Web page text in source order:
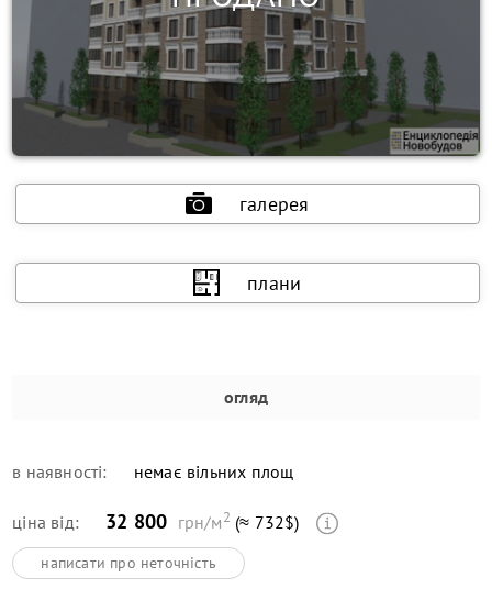
галерея
плани
огляд
в наявності: немає вільних площ
ціна від: 32 800 грн/м2 (≈ 732$)
написати про неточність